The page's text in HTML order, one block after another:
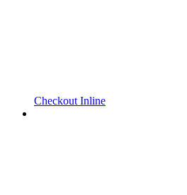
Checkout Inline